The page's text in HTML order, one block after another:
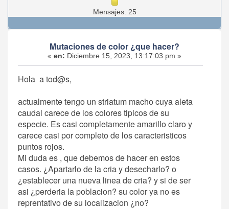
Mensajes: 25
Mutaciones de color ¿que hacer?
« en: Diciembre 15, 2023, 13:17:03 pm »
Hola a tod@s,
actualmente tengo un striatum macho cuya aleta
caudal carece de los colores tipicos de su
especie. Es casi completamente amarillo claro y
carece casi por completo de los caracteristicos
puntos rojos.
Mi duda es , que debemos de hacer en estos
casos. ¿Apartarlo de la cria y desecharlo? o
¿establecer una nueva linea de cria? y si de ser
asi ¿perderia la poblacion? su color ya no es
reprentativo de su localizacion ¿no?